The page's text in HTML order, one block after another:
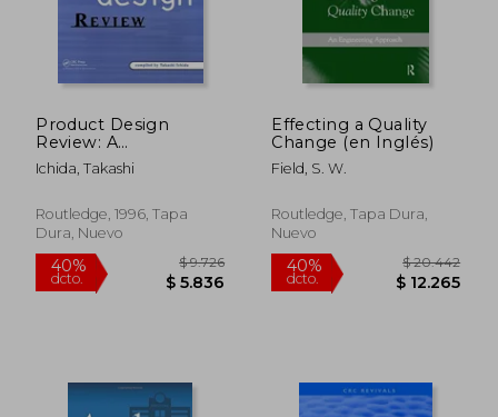
40% 40%
dcto.
Product Design
Review: A
Methodology for
Error-Free Product
Inglés)
Ichida, Takashi
Routledge, 1996, Tapa
Dura, Nuevo
Effecting a Quality
Change (en Inglés)
Field, S. W.
Routledge, Tapa Dura,
Nuevo